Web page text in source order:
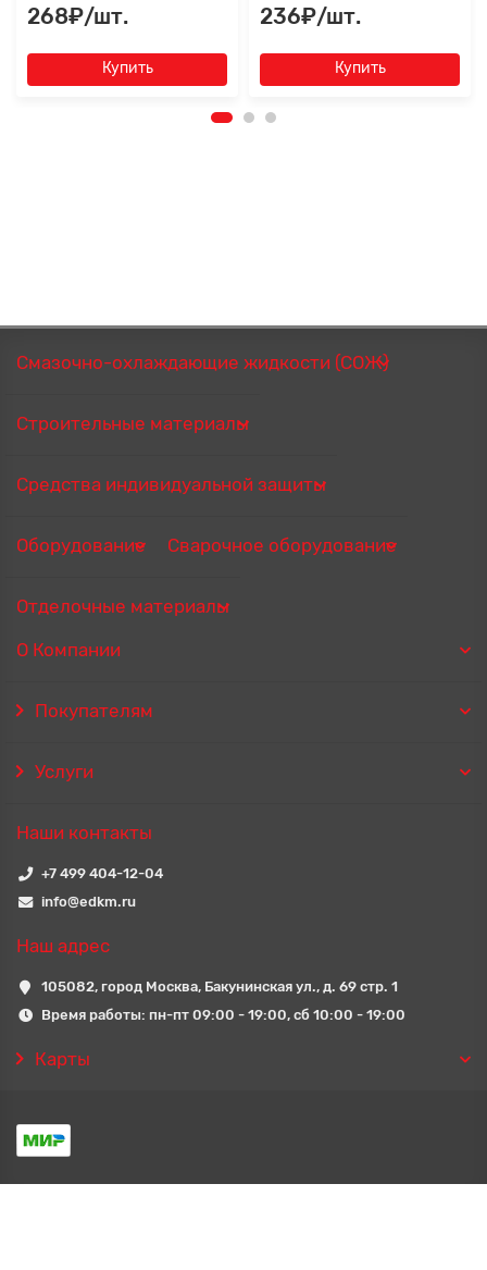
268₽/шт.
Купить
236₽/шт.
Купить
Смазочно-охлаждающие жидкости (СОЖ)
Строительные материалы
Средства индивидуальной защиты
Оборудование Сварочное оборудование
Отделочные материалы
О Компании
Покупателям
Услуги
Наши контакты
+7 499 404-12-04
info@edkm.ru
Наш адрес
105082, город Москва, Бакунинская ул., д. 69 стр. 1
Время работы: пн-пт 09:00 - 19:00, сб 10:00 - 19:00
Карты